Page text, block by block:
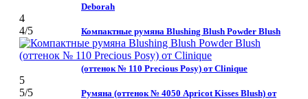
Deborah
4
4/5 Компактные румяна Blushing Blush Powder Blush
(оттенок № 110 Precious Posy) от Clinique
5
5/5 Румяна (оттенок № 4050 Apricot Kisses Blush) от